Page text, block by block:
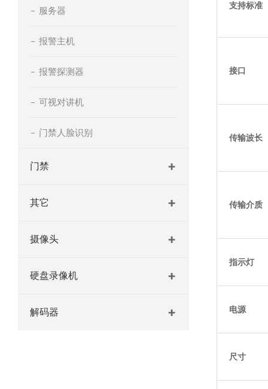
服务器
报警主机
报警探测器
可视对讲机
门禁人脸识别
门禁
其它
摄像头
硬盘录像机
解码器
支持标准
接口
传输波长
传输介质
指示灯
电源
尺寸